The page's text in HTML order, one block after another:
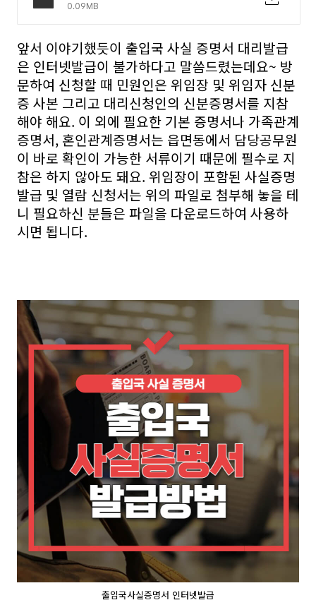
0.09MB
앞서 이야기했듯이 출입국 사실 증명서 대리발급
은 인터넷발급이 불가하다고 말씀드렸는데요~ 방
문하여 신청할 때 민원인은 위임장 및 위임자 신분
증 사본 그리고 대리신청인의 신분증명서를 지참
해야 해요. 이 외에 필요한 기본 증명서나 가족관계
증명서, 혼인관계증명서는 읍면동에서 담당공무원
이 바로 확인이 가능한 서류이기 때문에 필수로 지
참은 하지 않아도 돼요. 위임장이 포함된 사실증명
발급 및 열람 신청서는 위의 파일로 첨부해 놓을 테
니 필요하신 분들은 파일을 다운로드하여 사용하
시면 됩니다.
출입국사실증명서 인터넷발급